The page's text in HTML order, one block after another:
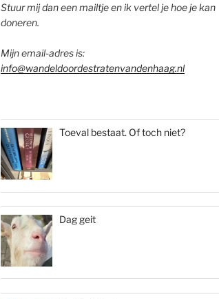
Stuur mij dan een mailtje en ik vertel je hoe je kan
doneren.
Mijn email-adres is:
info@wandeldoordestratenvandenhaag.nl
Toeval bestaat. Of toch niet?
Dag geit